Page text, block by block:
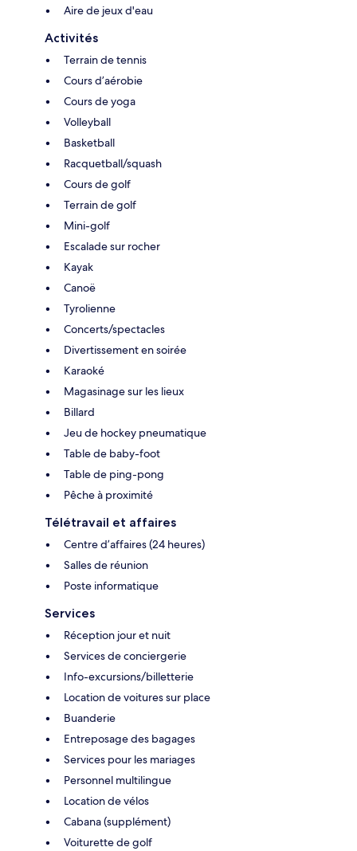
Aire de jeux d'eau
Activités
Terrain de tennis
Cours d’aérobie
Cours de yoga
Volleyball
Basketball
Racquetball/squash
Cours de golf
Terrain de golf
Mini-golf
Escalade sur rocher
Kayak
Canoë
Tyrolienne
Concerts/spectacles
Divertissement en soirée
Karaoké
Magasinage sur les lieux
Billard
Jeu de hockey pneumatique
Table de baby-foot
Table de ping-pong
Pêche à proximité
Télétravail et affaires
Centre d’affaires (24 heures)
Salles de réunion
Poste informatique
Services
Réception jour et nuit
Services de conciergerie
Info-excursions/billetterie
Location de voitures sur place
Buanderie
Entreposage des bagages
Services pour les mariages
Personnel multilingue
Location de vélos
Cabana (supplément)
Voiturette de golf